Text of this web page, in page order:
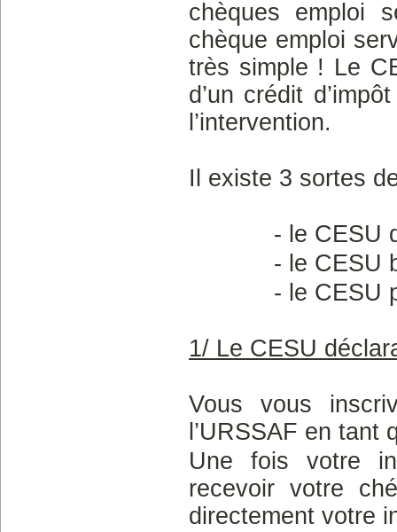
chèques emploi
chèque emploi
très simple ! Le
d’un crédit
l’intervention.
Il existe 3 sortes
- le CESU
- le CESU
- le CESU
1/ Le CESU
Vous vous
l’URSSAF en
Une fois votre
recevoir votre
directement votre